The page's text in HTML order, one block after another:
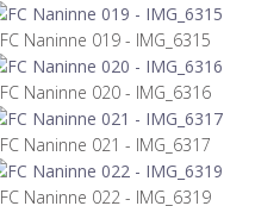
FC Naninne 019 - IMG_6315
FC Naninne 020 - IMG_6316
FC Naninne 021 - IMG_6317
FC Naninne 022 - IMG_6319